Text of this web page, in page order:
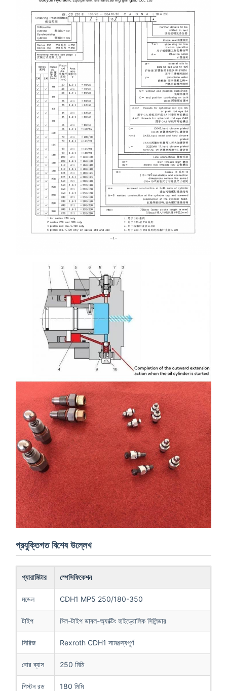
প্রযুক্তিগত বিশেষ উল্লেখ
প্যারামিটার স্পেসিফিকেশন
মডেল CDH1 MP5 250/180-350
টাইপ মিল-টাইপ ডাবল-অ্যাক্টিং হাইড্রোলিক সিলিন্ডার
সিরিজ Rexroth CDH1 সামঞ্জস্যপূর্ণ
বোর ব্যাস 250 মিমি
পিস্টন রড
180 মিমি